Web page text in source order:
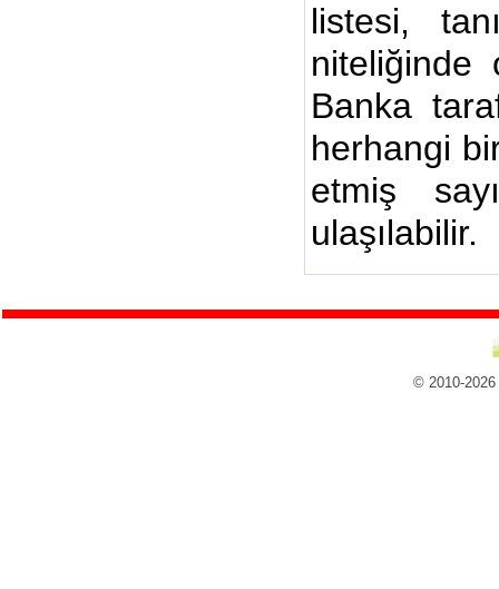
listesi,
niteliğinde
Banka
herhangi
etmiş
ulaşılabilir.
© 2010-2026